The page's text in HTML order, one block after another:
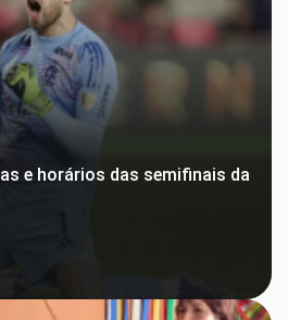
e horários das semifinais da